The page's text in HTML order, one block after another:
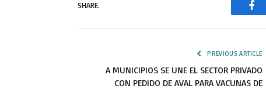
SHARE.
PREVIOUS ARTICLE
A MUNICIPIOS SE UNE EL SECTOR PRIVADO
CON PEDIDO DE AVAL PARA VACUNAS DE